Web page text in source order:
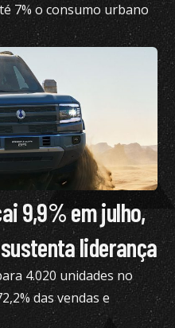
7% o consumo urbano
9,9% em julho,
liderança
4.020 unidades no
das vendas e
por 55,4% do